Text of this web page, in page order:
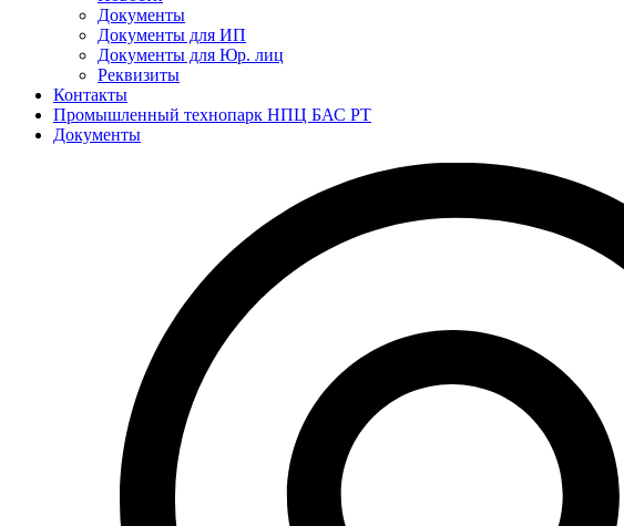
Документы
Документы для ИП
Документы для Юр. лиц
Реквизиты
Контакты
Промышленный технопарк НПЦ БАС РТ
Документы